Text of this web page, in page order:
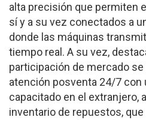
alta precisión que permiten
sí y a su vez conectados a
donde las máquinas
tiempo real. A su vez,
participación de mercado se
atención posventa 24/7
capacitado en el extranjero,
inventario de repuestos,